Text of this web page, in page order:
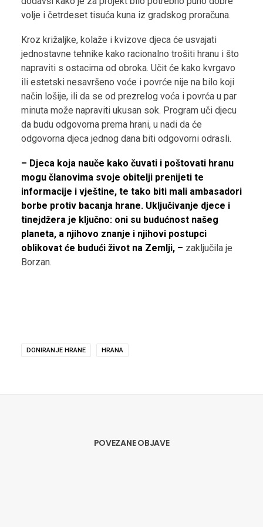
volje i četrdeset tisuća kuna iz gradskog proračuna.
Kroz križaljke, kolaže i kvizove djeca će usvajati
jednostavne tehnike kako racionalno trošiti hranu i što
napraviti s ostacima od obroka. Učit će kako kvrgavo
ili estetski nesavršeno voće i povrće nije na bilo koji
način lošije, ili da se od prezrelog voća i povrća u par
minuta može napraviti ukusan sok. Program uči djecu
da budu odgovorna prema hrani, u nadi da će
odgovorna djeca jednog dana biti odgovorni odrasli.
– Djeca koja nauče kako čuvati i poštovati hranu
mogu članovima svoje obitelji prenijeti te
informacije i vještine, te tako biti mali ambasadori
borbe protiv bacanja hrane. Uključivanje djece i
tinejdžera je ključno: oni su budućnost našeg
planeta, a njihovo znanje i njihovi postupci
oblikovat će budući život na Zemlji, – zaključila je
Borzan.
DONIRANJE HRANE HRANA
POVEZANE OBJAVE